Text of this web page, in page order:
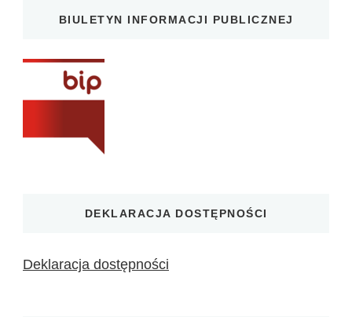
BIULETYN INFORMACJI PUBLICZNEJ
DEKLARACJA DOSTĘPNOŚCI
Deklaracja dostępności